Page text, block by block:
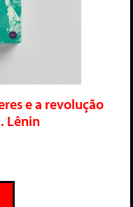
e a revolução
Lênin